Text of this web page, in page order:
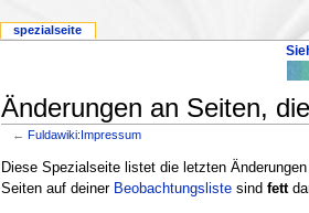
Änderungen an Seiten,
←Fuldawiki:Impressum
Diese Spezialseite listet die letzten
Seiten auf deiner Beobachtungslistesind fett
spezialseite